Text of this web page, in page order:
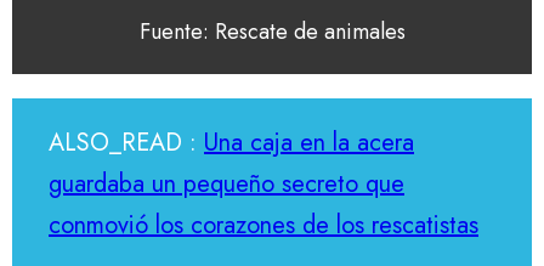
Fuente: Rescate de animales
ALSO_READ : Una caja en la acera
guardaba un pequeño secreto que
conmovió los corazones de los rescatistas